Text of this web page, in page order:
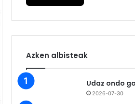
Azken albisteak
Udaz ondo
2026-07-30